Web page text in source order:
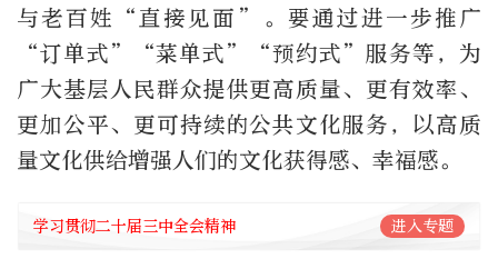
与老百姓“直接见面”。要通过进一步推广
“订单式”“菜单式”“预约式”服务等，为
广大基层人民群众提供更高质量、更有效率、
更加公平、更可持续的公共文化服务，以高质
量文化供给增强人们的文化获得感、幸福感。
学习贯彻二十届三中全会精神 进入专题